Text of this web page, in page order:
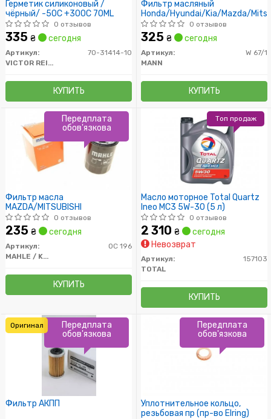
Герметик силиконовый /
чёрный/ -50C +300C 70ML
0 отзывов
335 ₴ сегодня
Артикул:
70-31414-10
VICTOR REINZ
КУПИТЬ
Фильтр масляный
Honda/Hyundai/Kia/Mazda/
0 отзывов
325 ₴ сегодня
Артикул:
W 67/1
MANN
КУПИТЬ
Фильтр масла
MAZDA/MITSUBISHI
0 отзывов
235 ₴ сегодня
Артикул:
OC 196
MAHLE / KNECHT
КУПИТЬ
Передплата
обов'язкова
Масло моторное Total Quartz
Ineo MC3 5W-30 (5 л)
0 отзывов
2 310 ₴
сегодня
Невозврат
Артикул:
157103
TOTAL
КУПИТЬ
Топ продаж
Фильтр АКПП
Передплата
обов'язкова
Оригинал
Уплотнительное кольцо,
резьбовая пр (пр-во Elring)
Передплата
обов'язкова